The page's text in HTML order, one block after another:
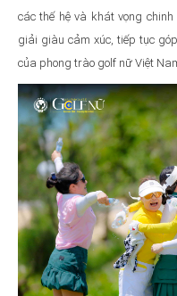
các thế hệ và khát vọng
giải giàu cảm xúc, tiếp tục
của phong trào golf nữ Việt